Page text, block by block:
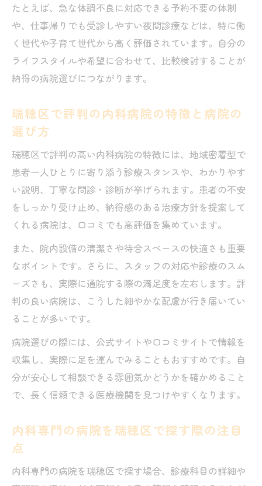
内科病院選びでアクセスや予約方法を瑞穂
区で確認
瑞穂区の病院で内科を継続受診しやすい条
件とは
通院しやすい瑞穂区の内科病院を見つける
瑞穂区で内科病院選びに失敗しない利便性
自分に合う瑞穂区の内科病院探し徹底ガイド
瑞穂区で自分に合う内科病院を見つける実
践法
内科病院を瑞穂区で選ぶ際の比較ポイント
活用
内科病院探しで重視すべき瑞穂区の情報整
理術
瑞穂区で自分の症状に合う内科病院の探し
たとえば、急な体調不良に対応できる予約不要の体制
や、仕事帰りでも受診しやすい夜間診療などは、特に働
く世代や子育て世代から高く評価されています。自分の
ライフスタイルや希望に合わせて、比較検討することが
納得の病院選びにつながります。
瑞穂区で評判の内科病院の特徴と病院の
選び方
瑞穂区で評判の高い内科病院の特徴には、地域密着型で
患者一人ひとりに寄り添う診療スタンスや、わかりやす
い説明、丁寧な問診・診断が挙げられます。患者の不安
をしっかり受け止め、納得感のある治療方針を提案して
くれる病院は、口コミでも高評価を集めています。
また、院内設備の清潔さや待合スペースの快適さも重要
なポイントです。さらに、スタッフの対応や診療のスム
ーズさも、実際に通院する際の満足度を左右します。評
判の良い病院は、こうした細やかな配慮が行き届いてい
ることが多いです。
病院選びの際には、公式サイトや口コミサイトで情報を
収集し、実際に足を運んでみることもおすすめです。自
分が安心して相談できる雰囲気かどうかを確かめること
で、長く信頼できる医療機関を見つけやすくなります。
内科専門の病院を瑞穂区で探す際の注目
点
内科専門の病院を瑞穂区で探す場合、診療科目の詳細や